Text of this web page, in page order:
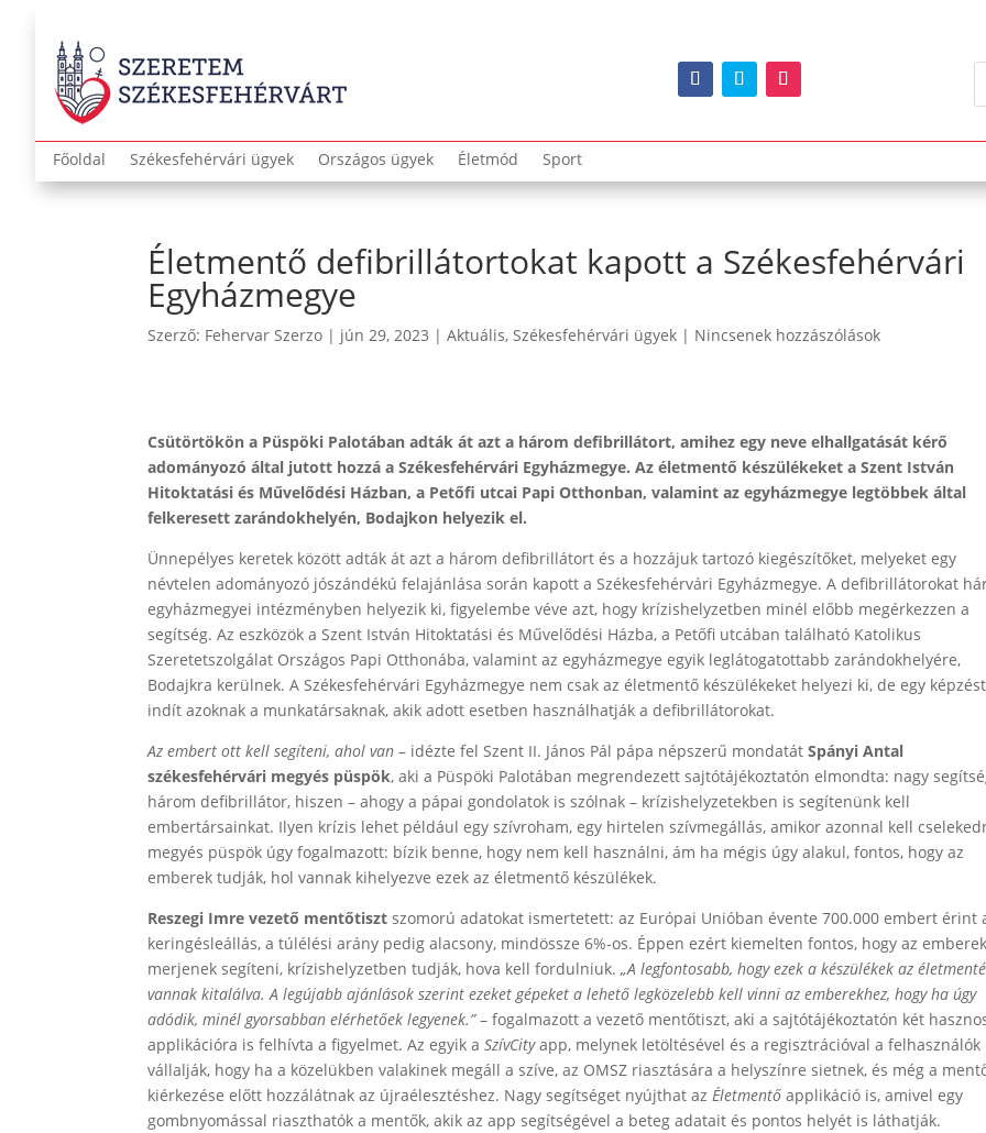
Főoldal Székesfehérvári ügyek Országos ügyek Életmód Sport
Életmentő defibrillátortokat kapott a Székesfehérvári
Egyházmegye
Szerző: Fehervar Szerzo | jún 29, 2023 |Aktuális,Székesfehérvári ügyek | Nincsenek hozzászólások
Csütörtökön a Püspöki Palotában adták át azt a három defibrillátort, amihez egy neve elhallgatását kérő
adományozó által jutott hozzá a Székesfehérvári Egyházmegye. Az életmentő készülékeket a Szent István
Hitoktatási és Művelődési Házban, a Petőfi utcai Papi Otthonban, valamint az egyházmegye legtöbbek által
felkeresett zarándokhelyén, Bodajkon helyezik el.
Ünnepélyes keretek között adták át azt a három defibrillátort és a hozzájuk tartozó kiegészítőket, melyeket egy
névtelen adományozó jószándékú felajánlása során kapott a Székesfehérvári Egyházmegye. A defibrillátorokat
egyházmegyei intézményben helyezik ki, figyelembe véve azt, hogy krízishelyzetben minél előbb megérkezzen a
segítség. Az eszközök a Szent István Hitoktatási és Művelődési Házba, a Petőfi utcában található Katolikus
Szeretetszolgálat Országos Papi Otthonába, valamint az egyházmegye egyik leglátogatottabb zarándokhelyére,
Bodajkra kerülnek. A Székesfehérvári Egyházmegye nem csak az életmentő készülékeket helyezi ki, de egy
indít azoknak a munkatársaknak, akik adott esetben használhatják a defibrillátorokat.
Az embert ott kell segíteni, ahol van – idézte fel Szent II. János Pál pápa népszerű mondatátSpányi Antal
székesfehérvári megyés püspök, aki a Püspöki Palotában megrendezett sajtótájékoztatón elmondta: nagy
három defibrillátor, hiszen – ahogy a pápai gondolatok is szólnak – krízishelyzetekben is segítenünk kell
embertársainkat. Ilyen krízis lehet például egy szívroham, egy hirtelen szívmegállás, amikor azonnal kell
megyés püspök úgy fogalmazott: bízik benne, hogy nem kell használni, ám ha mégis úgy alakul, fontos, hogy az
emberek tudják, hol vannak kihelyezve ezek az életmentő készülékek.
Reszegi Imre vezető mentőtiszt szomorú adatokat ismertetett: az Európai Unióban évente 700.000 embert érint
keringésleállás, a túlélési arány pedig alacsony, mindössze 6%-os. Éppen ezért kiemelten fontos, hogy az
merjenek segíteni, krízishelyzetben tudják, hova kell fordulniuk.„A legfontosabb, hogy ezek a készülékek az
vannak kitalálva. A legújabb ajánlások szerint ezeket gépeket a lehető legközelebb kell vinni az emberekhez, hogy ha úgy
adódik, minél gyorsabban elérhetőek legyenek.”– fogalmazott a vezető mentőtiszt, aki a sajtótájékoztatón két
applikációra is felhívta a figyelmet. Az egyik aSzívCityapp, melynek letöltésével és a regisztrációval a felhasználók
vállalják, hogy ha a közelükben valakinek megáll a szíve, az OMSZ riasztására a helyszínre sietnek, és még a
kiérkezése előtt hozzálátnak az újraélesztéshez. Nagy segítséget nyújthat azÉletmentő applikáció is, amivel egy
gombnyomással riaszthatók a mentők, akik az app segítségével a beteg adatait és pontos helyét is láthatják.